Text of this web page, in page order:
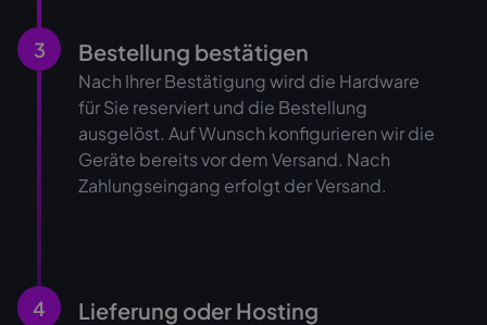
3 Bestellung bestätigen
Nach Ihrer Bestätigung wird die Hardware
für Sie reserviert und die Bestellung
ausgelöst. Auf Wunsch konfigurieren wir die
Geräte bereits vor dem Versand. Nach
Zahlungseingang erfolgt der Versand.
4 Lieferung oder Hosting